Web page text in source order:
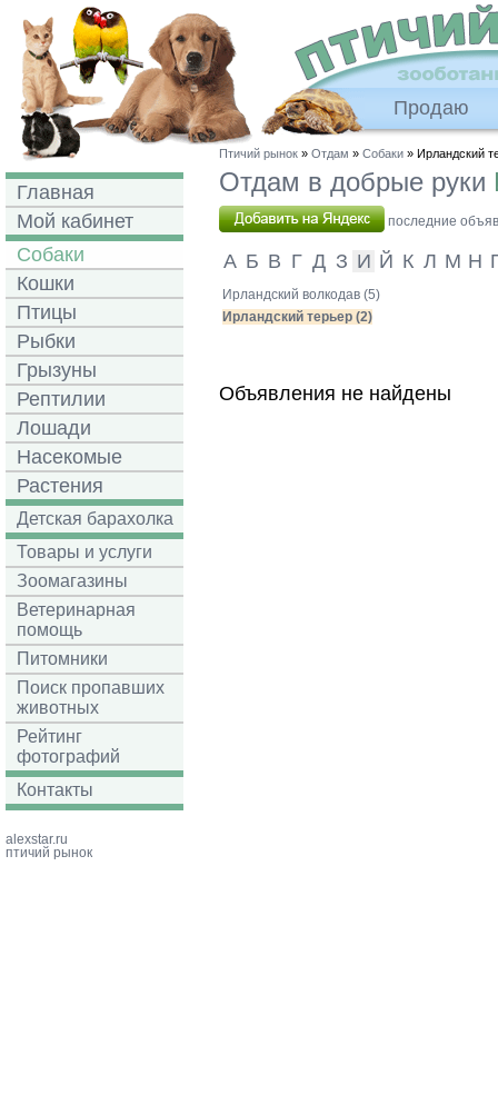
Продаю
Главная
Мой кабинет
Собаки
Кошки
Птицы
Рыбки
Грызуны
Рептилии
Лошади
Насекомые
Растения
Детская барахолка
Товары и услуги
Зоомагазины
Ветеринарная
помощь
Питомники
Поиск пропавших
животных
Рейтинг
фотографий
Контакты
Птичий рынок » Отдам » Собаки » Ирландский
Отдам в добрые руки
последние
А Б В Г Д З И Й К Л М Н
Ирландский волкодав (5)
Ирландский терьер (2)
Объявления не найдены
alexstar.ru
птичий рынок